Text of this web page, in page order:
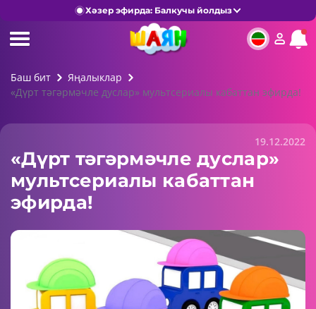
Хәзер эфирда: Балкучы йолдыз
Баш бит
Яңалыклар
«Дүрт тәгәрмәчле дуслар» мультсериалы кабаттан эфирда!
19.12.2022
«Дүрт тәгәрмәчле дуслар»
мультсериалы кабаттан
эфирда!